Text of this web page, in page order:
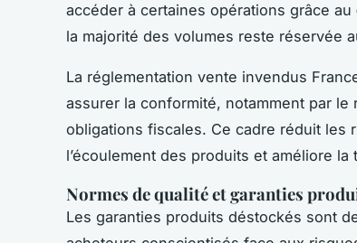
accéder à certaines opérations grâce au
la majorité des volumes reste réservée
La réglementation vente invendus
assurer la conformité, notamment par
obligations fiscales. Ce cadre réduit les
l’écoulement des produits et améliore la
Normes de qualité et garanties
Les garanties produits déstockés sont